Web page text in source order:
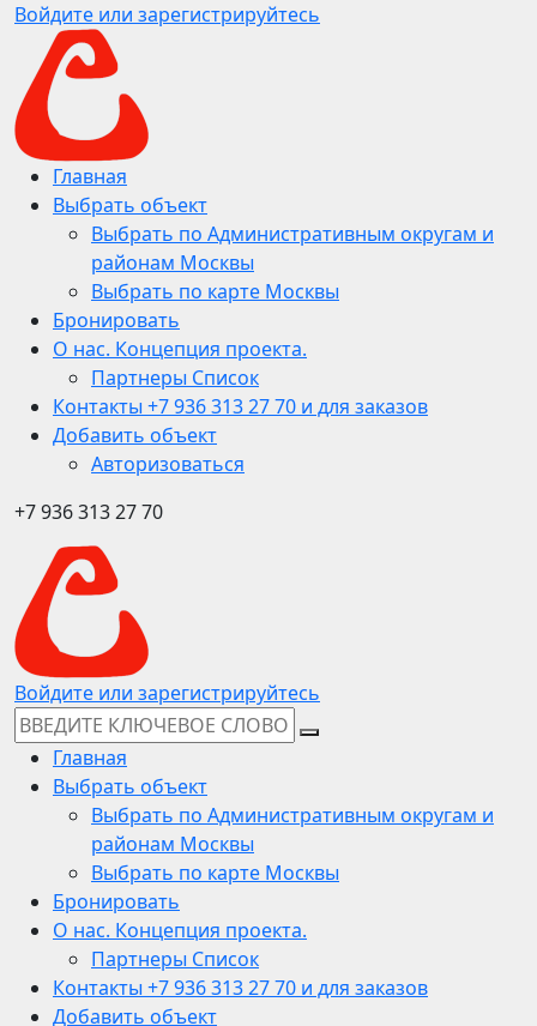
Войдите или зарегистрируйтесь
Главная
Выбрать объект
Выбрать по Административным округам и
районам Москвы
Выбрать по карте Москвы
Бронировать
О нас. Концепция проекта.
Партнеры Список
Контакты +7 936 313 27 70 и для заказов
Добавить объект
Авторизоваться
+7 936 313 27 70
Войдите или зарегистрируйтесь
Главная
Выбрать объект
Выбрать по Административным округам и
районам Москвы
Выбрать по карте Москвы
Бронировать
О нас. Концепция проекта.
Партнеры Список
Контакты +7 936 313 27 70 и для заказов
Добавить объект